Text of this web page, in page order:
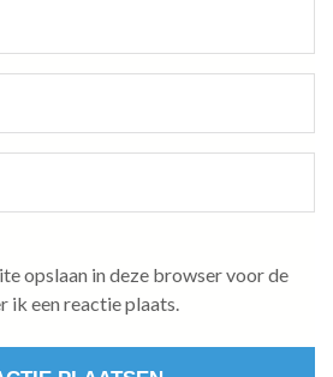
opslaan in deze browser voor de
ik een reactie plaats.